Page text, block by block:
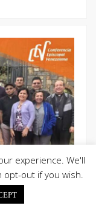
experience. We'll
opt-out if you wish.